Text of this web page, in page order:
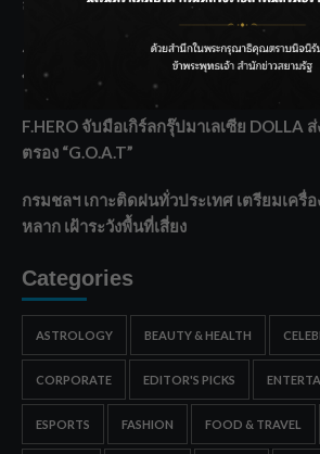
ลาโลกนี้ ให้ใส่บาตรสิ่งนั้นไว้ตอนยังมีชีวิต”
ราชเลขานุการในพระองค์ฯ ติดตามโครงกา
ทรายใต้ เสริมความมั่นคงน้ำเพชรบุรี
F.HERO จับมือเกิร์ลกรุ๊ปมาเลเซีย DOLLA
ตรอง “G.O.A.T”
กรมชลฯ เกาะติดฝนทั่วประเทศ เตรียมเครื่
หลาก เฝ้าระวังพื้นที่เสี่ยง
Categories
ASTROLOGY BEAUTY & HEALTH
CORPORATE EDITOR'S PICKS
ESPORTS FASHION FOOD & TRAVEL